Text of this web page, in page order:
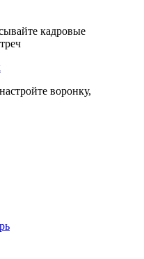
кадровые
воронку,